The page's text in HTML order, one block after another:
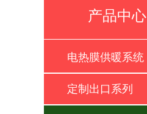
产品中心
电热膜供暖系统
定制出口系列